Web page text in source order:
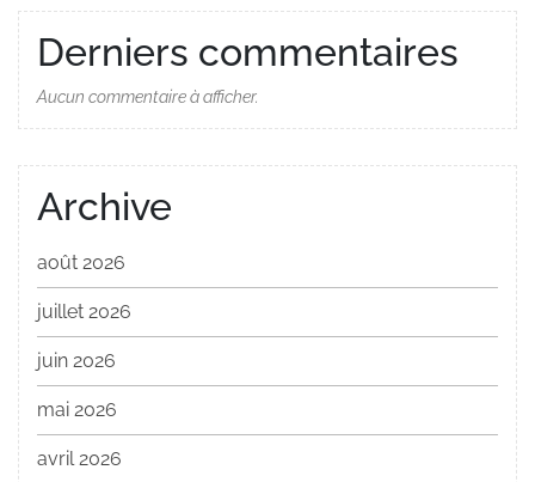
Derniers commentaires
Aucun commentaire à afficher.
Archive
août 2026
juillet 2026
juin 2026
mai 2026
avril 2026